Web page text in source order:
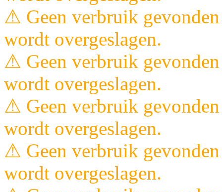
⚠ Geen verbruik
wordt overgeslagen.
⚠ Geen verbruik
wordt overgeslagen.
⚠ Geen verbruik
wordt overgeslagen.
⚠ Geen verbruik
wordt overgeslagen.